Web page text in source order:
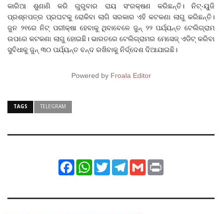
କାରିଆ ଶୁଣାଣି କରି ଗୁରୁବାର ରାୟ ସଂରକ୍ଷଣ କରିଛନ୍ତି। ନିଟ୍-ୟୁଜି
ପ୍ରଶ୍ନପତ୍ର ପ୍ରଘଟକୁ ରୋକିବା ଲାଗି ସରକାର ଏହି କଟକଣା ଲାଗୁ କରିଛନ୍ତି।
ଜୁନ ୨୧ରେ ନିଟ୍ ପରୀକ୍ଷା ହେବାକୁ ଥିବାବେଳେ ଜୁନ୍ ୨୨ ପର୍ଯ୍ୟନ୍ତ ଟେଲିଗ୍ରାମ
ଉପରେ କଟକଣା ଲାଗୁ ହୋଇଛି। ଭାରତରେ ଟେଲିଗ୍ରାମର ମେସେଜ୍ ଏଡିଟ୍ କରିବା
ସୁବିଧାକୁ ଜୁନ୍ ୩୦ ପର୍ଯ୍ୟନ୍ତ ବନ୍ଦ ରଖିବାକୁ ନିର୍ଦ୍ଦେଶ ଦିଆଯାଇଛି।
Powered by Froala Editor
TAGS TELEGRAM
FacebookWhatsApp
TwitterTelegram
Gmail